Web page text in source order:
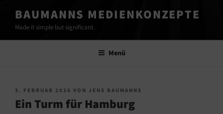
Inhalt
springen
BAUMANNS MEDIENKONZEPTE
Made it simple but significant.
Menü
VERÖFFENTLICHT
AM
3. FEBRUAR 2026 VON JENS BAUMANNS
Ein Turm für Hamburg